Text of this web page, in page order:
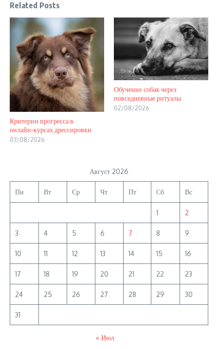
Related Posts
Критерии прогресса в
онлайн‑курсах дрессировки
07/08/2026
Обучение собак через
повседневные ритуалы
02/08/2026
Август 2026
Пн Вт Ср Чт Пт Сб Вс
1 2
3 4 5 6 7 8 9
10 11 12 13 14 15 16
17 18 19 20 21 22 23
24 25 26 27 28 29 30
31
« Июл